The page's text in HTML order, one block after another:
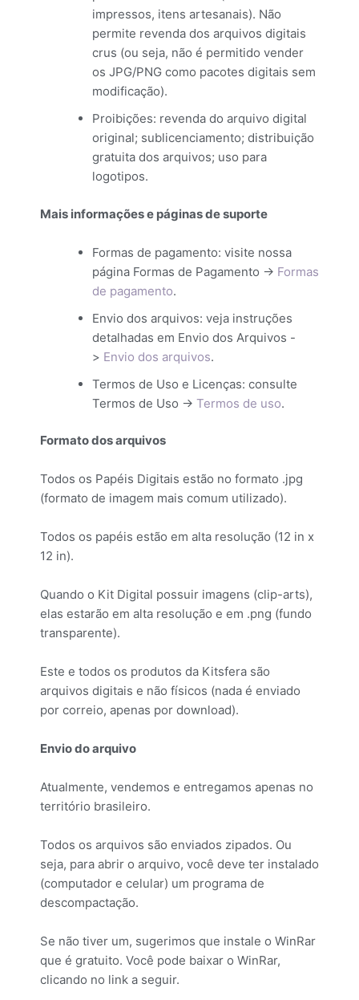
impressos, itens artesanais). Não
permite revenda dos arquivos digitais
crus (ou seja, não é permitido vender
os JPG/PNG como pacotes digitais sem
modificação).
Proibições: revenda do arquivo digital
original; sublicenciamento; distribuição
gratuita dos arquivos; uso para
logotipos.
Mais informações e páginas de suporte
Formas de pagamento: visite nossa
página Formas de Pagamento -> Formas
de pagamento.
Envio dos arquivos: veja instruções
detalhadas em Envio dos Arquivos -
> Envio dos arquivos.
Termos de Uso e Licenças: consulte
Termos de Uso -> Termos de uso.
Formato dos arquivos
Todos os Papéis Digitais estão no formato .jpg
(formato de imagem mais comum utilizado).
Todos os papéis estão em alta resolução (12 in x
12 in).
Quando o Kit Digital possuir imagens (clip-arts),
elas estarão em alta resolução e em .png (fundo
transparente).
Este e todos os produtos da Kitsfera são
arquivos digitais e não físicos (nada é enviado
por correio, apenas por download).
Envio do arquivo
Atualmente, vendemos e entregamos apenas no
território brasileiro.
Todos os arquivos são enviados zipados. Ou
seja, para abrir o arquivo, você deve ter instalado
(computador e celular) um programa de
descompactação.
Se não tiver um, sugerimos que instale o WinRar
que é gratuito. Você pode baixar o WinRar,
clicando no link a seguir.